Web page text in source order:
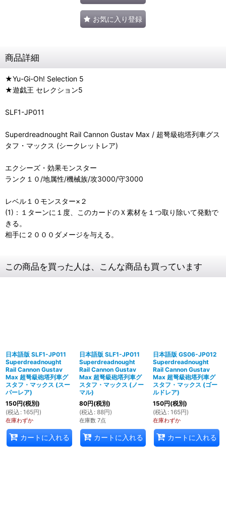
お気に入り登録
商品詳細
★Yu-Gi-Oh! Selection 5
★遊戯王 セレクション5
SLF1-JP011
Superdreadnought Rail Cannon Gustav Max / 超弩級砲塔列車グス
タフ・マックス (シークレットレア)
エクシーズ・効果モンスター
ランク１０/地属性/機械族/攻3000/守3000
レベル１０モンスター×２
(1)：１ターンに１度、このカードのＸ素材を１つ取り除いて発動で
きる。
相手に２０００ダメージを与える。
この商品を買った人は、こんな商品も買っています
日本語版 SLF1-JP011
Superdreadnought
Rail Cannon Gustav
Max 超弩級砲塔列車グ
スタフ・マックス (スー
パーレア)
150円(税別)
(税込 : 165円)
在庫わずか
カートに入れる
日本語版 SLF1-JP011
Superdreadnought
Rail Cannon Gustav
Max 超弩級砲塔列車グ
スタフ・マックス (ノー
マル)
80円(税別)
(税込 : 88円)
在庫数 7点
カートに入れる
日本語版 GS06-JP012
Superdreadnought
Rail Cannon Gustav
Max 超弩級砲塔列車グ
スタフ・マックス (ゴー
ルドレア)
150円(税別)
(税込 : 165円)
在庫わずか
カートに入れる